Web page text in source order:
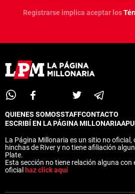
Registrarse implica aceptar los
QUIENES SOMOSSTAFFCONTACTO
ESCRIBÍ EN LA PÁGINA MILLONARIA
La Página Millonaria es un sitio no oficial,
hinchas de River y no tiene afiliación
Plate.
Esta sección no tiene relación alguna
oficial haz click aquí